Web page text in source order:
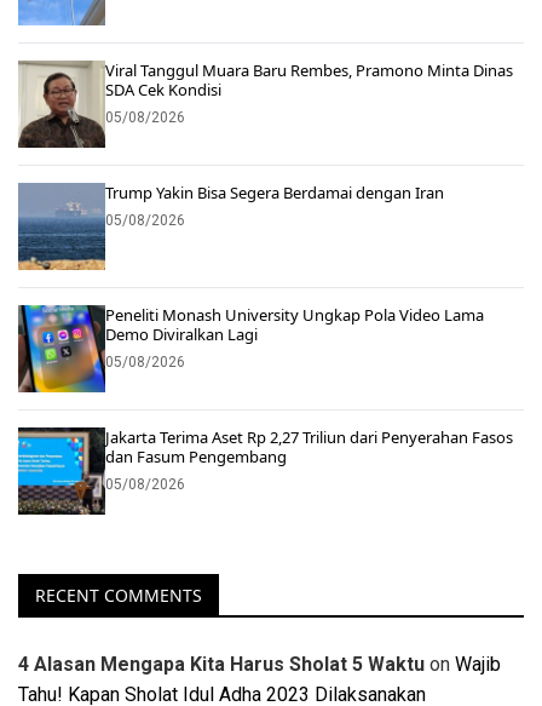
Viral Tanggul Muara Baru Rembes, Pramono Minta Dinas
SDA Cek Kondisi
05/08/2026
Trump Yakin Bisa Segera Berdamai dengan Iran
05/08/2026
Peneliti Monash University Ungkap Pola Video Lama
Demo Diviralkan Lagi
05/08/2026
Jakarta Terima Aset Rp 2,27 Triliun dari Penyerahan Fasos
dan Fasum Pengembang
05/08/2026
RECENT COMMENTS
4 Alasan Mengapa Kita Harus Sholat 5 Waktu on Wajib
Tahu! Kapan Sholat Idul Adha 2023 Dilaksanakan